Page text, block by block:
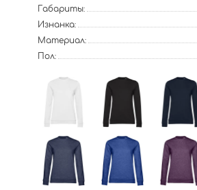
Габариты:
Изнанка:
Материал:
Пол: